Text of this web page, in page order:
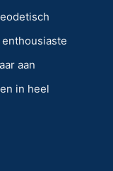
aan
in heel